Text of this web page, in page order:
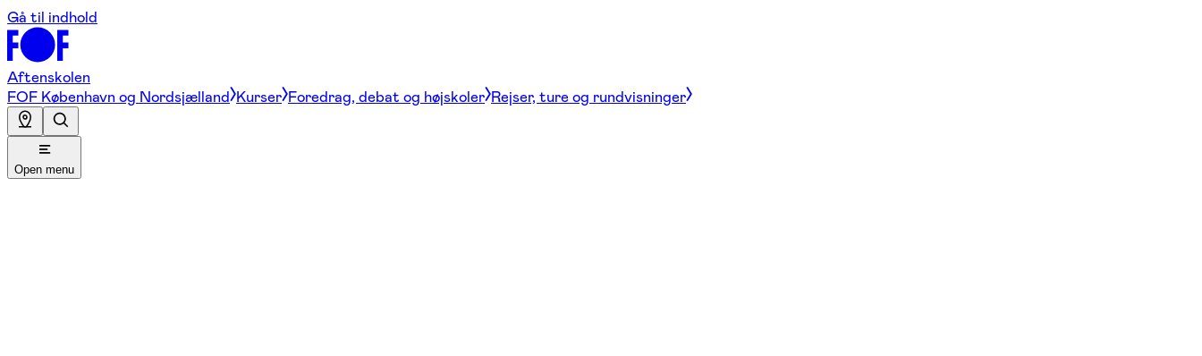
Gå til indhold
Aftenskolen
FOF København og Nordsjælland Kurser Foredrag, debat og højskoler Rejser, ture og rundvisninger
Open menu